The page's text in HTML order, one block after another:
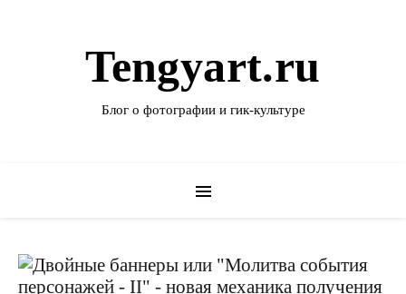
Tengyart.ru
Блог о фотографии и гик-культуре